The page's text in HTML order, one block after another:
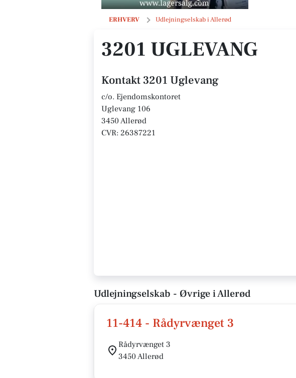
ERHVERV Udlejningselskab i Allerød
3201 Uglevang
3201 UGLEVANG
Kontakt 3201 Uglevang
c/o. Ejendomskontoret
Uglevang 106
3450 Allerød
CVR: 26387221
Udlejningselskab - Øvrige i Allerød
11-414 - Rådyrvænget 3
Rådyrvænget 3
3450 Allerød